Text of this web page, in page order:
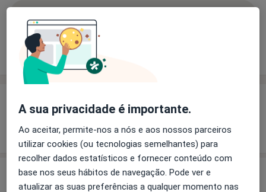
Experiência Preços
Mostrar mais detalhes
sobre a experiência
Preços
A sua privacidade é importante.
Ao aceitar, permite-nos a nós e aos nossos parceiros
utilizar cookies (ou tecnologias semelhantes) para
recolher dados estatísticos e fornecer conteúdo com
base nos seus hábitos de navegação. Pode ver e
atualizar as suas preferências a qualquer momento nas